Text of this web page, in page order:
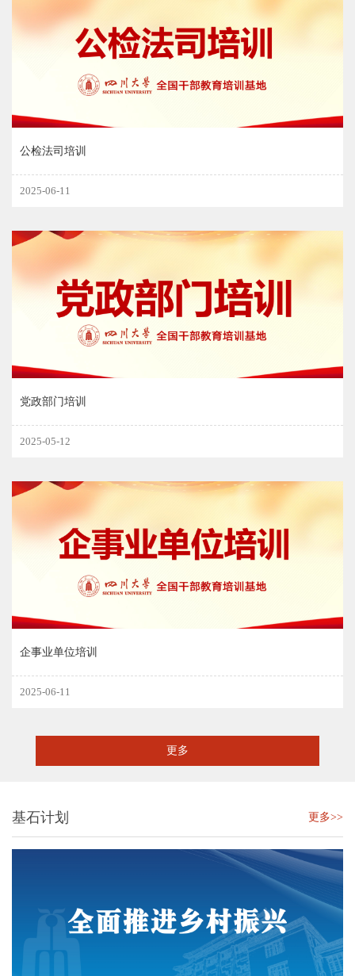
公检法司培训
2025-06-11
党政部门培训
2025-05-12
企事业单位培训
2025-06-11
更多
基石计划 更多>>